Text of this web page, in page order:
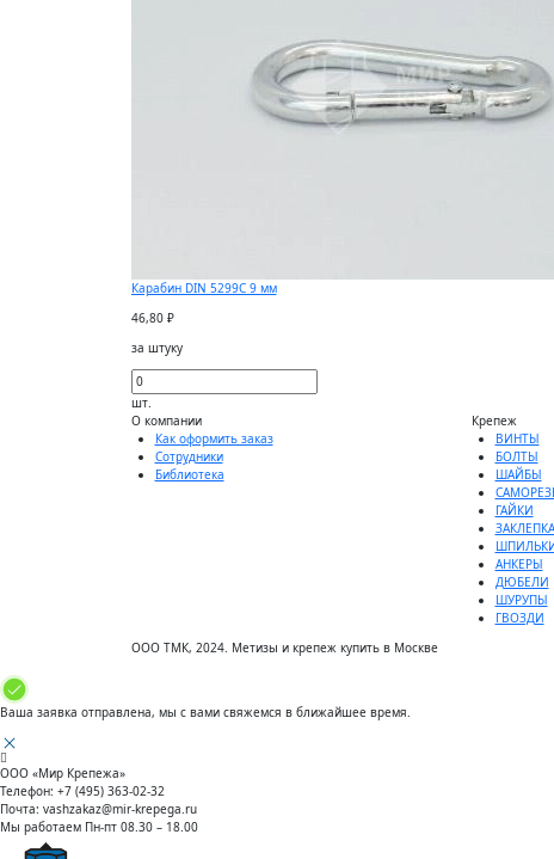
Карабин DIN 5299C 9 мм
46,80 ₽
за штуку
шт.
О компании
Как оформить заказ
Сотрудники
Библиотека
Крепеж
ВИНТЫ
БОЛТЫ
ШАЙБЫ
ГАЙКИ
АНКЕРЫ
ДЮБЕЛИ
ШУРУПЫ
ГВОЗДИ
ООО ТМК, 2024. Метизы и крепеж купить в Москве
Ваша заявка отправлена, мы с вами свяжемся в ближайшее время.
ООО «Мир Крепежа»
Телефон: +7 (495) 363-02-32
Почта: vashzakaz@mir-krepega.ru
Мы работаем Пн-пт 08.30 – 18.00